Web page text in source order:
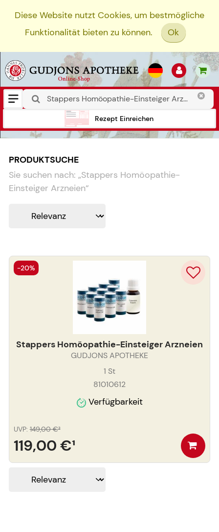
Diese Website nutzt Cookies, um bestmögliche
Funktionalität bieten zu können.
Ok
Rezept Einreichen
PRODUKTSUCHE
Sie suchen nach: „Stappers Homöopathie-
Einsteiger Arzneien“
Stappers Homöopathie-Einsteiger Arzneien
GUDJONS APOTHEKE
1 St
81010612
Verfügbarkeit
119,00 €¹
UVP: 149,00 €³
-20%